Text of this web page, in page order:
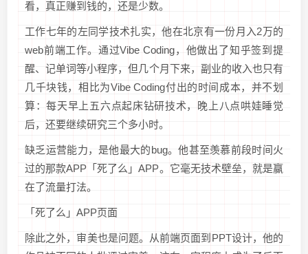
看，真正赚到钱的，还是少数。
工作七年的左同学技术扎实，他在北京有一份月入2万的
web前端工作。通过Vibe Coding，他做出了知乎签到提
醒、记单词等小程序，但几个月下来，副业的收入也只有
几千块钱，相比为Vibe Coding付出的时间成本，并不划
算：每天早上五六点起床钻研技术，晚上八点哄娃睡觉
后，还要继续研究三个多小时。
缺乏运营能力，是他最大的bug。他甚至羡慕前段时间火
过的那款APP「死了么」APP。它毫无技术壁垒，就是赢
在了流量打法。
「死了么」APP页面
除此之外，审美也是问题。从前端页面到PPT设计，他的